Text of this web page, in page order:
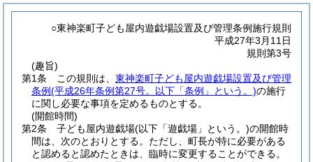
○東神楽町子ども屋内遊戯場設置及び管理条例施行規則
平成27年3月11日
規則第3号
(趣旨)
第1条
この規則は、 東神楽町子ども屋内遊戯場設置及び管理
条例(平成26年条例第27号。以下「条例」という。)の施行
に関し必要な事項を定めるものとする。
(開館時間)
第2条
子ども屋内遊戯場(以下「遊戯場」という。)の開館時
間は、次のとおりとする。 ただし、町長が特に必要がある
と認めると認めたときは、臨時に変更することができる。